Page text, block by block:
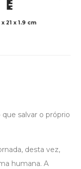
x 21 x 1.9 cm
que salvar o próprio
desta vez,
humana. A